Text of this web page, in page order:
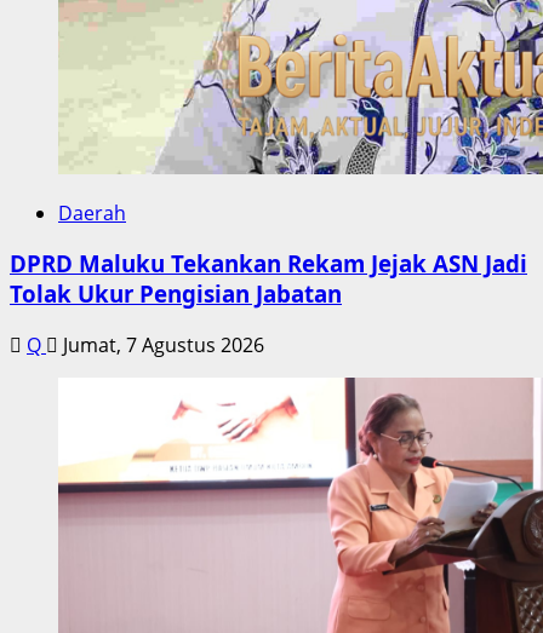
Daerah
DPRD Maluku Tekankan Rekam Jejak ASN Jadi
Tolak Ukur Pengisian Jabatan
Q Jumat, 7 Agustus 2026